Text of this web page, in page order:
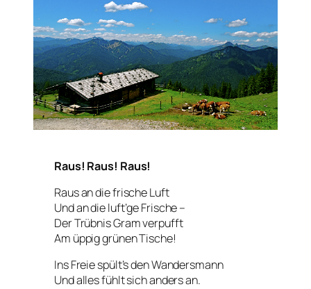
Raus! Raus! Raus!
Raus an die frische Luft
Und an die luft’ge Frische –
Der Trübnis Gram verpufft
Am üppig grünen Tische!
Ins Freie spült’s den Wandersmann
Und alles fühlt sich anders an.